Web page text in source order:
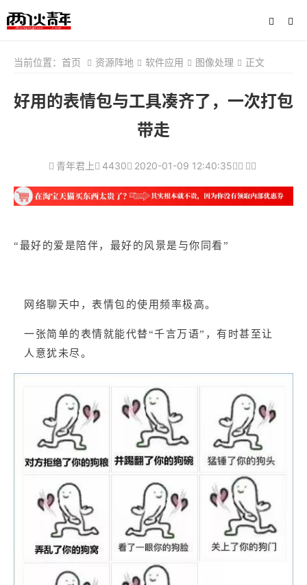
当前位置： 首页 资源阵地 软件应用 图像处理 正文
好用的表情包与工具凑齐了，一次打包
带走
青年君上 4430 2020-01-09 12:40:35
“最好的爱是陪伴，最好的风景是与你同看”
网络聊天中，表情包的使用频率极高。
一张简单的表情就能代替“千言万语”，有时甚至让
人意犹未尽。